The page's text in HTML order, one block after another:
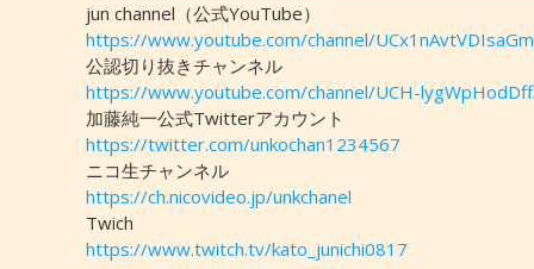
jun channel（公式YouTube）
https://www.youtube.com/channel/
公認切り抜きチャンネル
https://www.youtube.com/channel/UCH-
加藤純一公式Twitterアカウント
https://twitter.com/unkochan1234567
ニコ生チャンネル
https://ch.nicovideo.jp/unkchanel
Twich
https://www.twitch.tv/kato_junichi0817